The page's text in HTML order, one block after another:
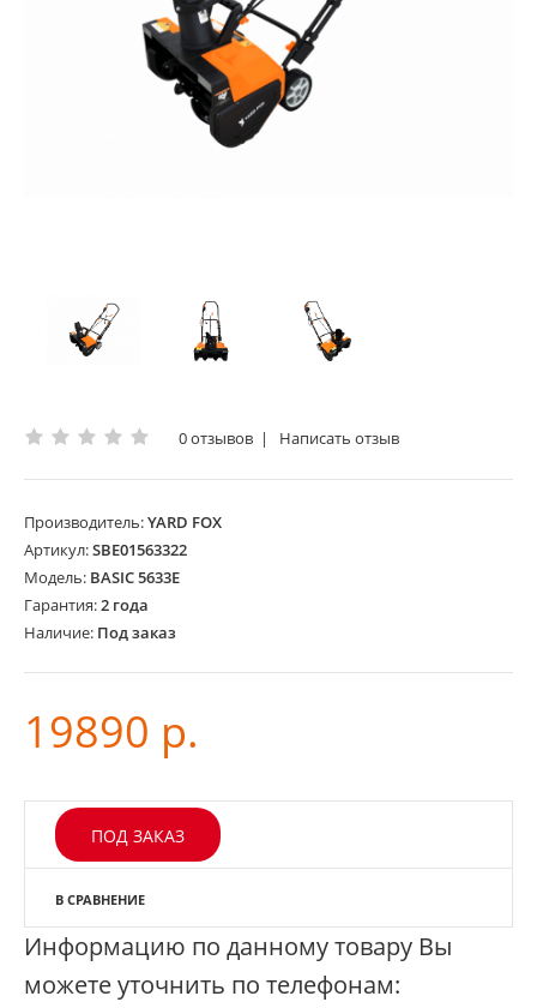
0 отзывов | Написать отзыв
Производитель:YARD FOX
Артикул:SBE01563322
Модель: BASIC 5633Е
Гарантия:2 года
Наличие: Под заказ
19890 р.
ПОД ЗАКАЗ
В СРАВНЕНИЕ
Информацию по данному товару Вы
можете уточнить по телефонам: